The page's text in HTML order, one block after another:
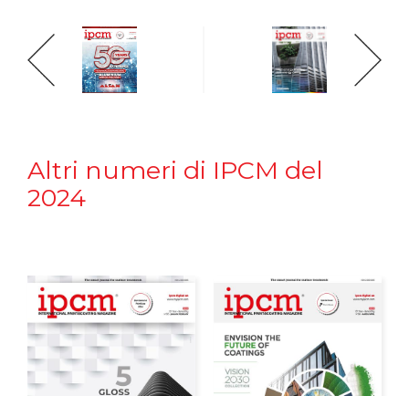
Altri numeri di IPCM del
2024